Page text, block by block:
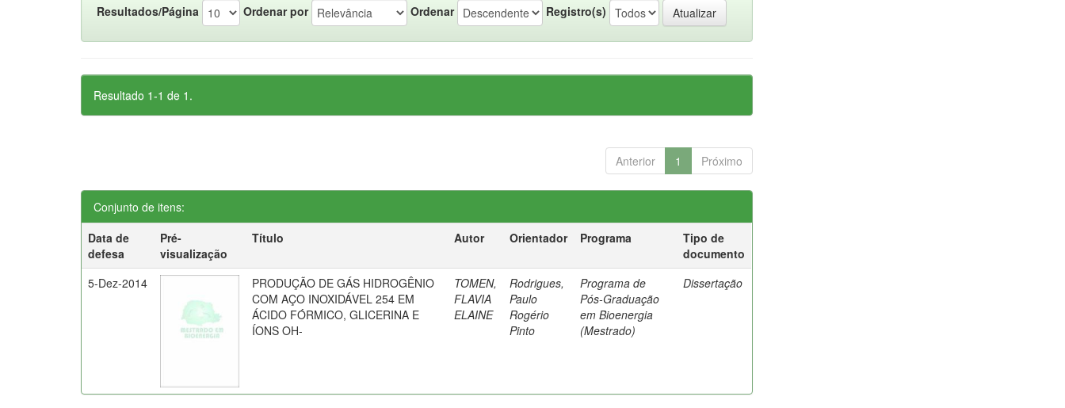
Resultados/Página Ordenar por Ordenar Registro(s)
Resultado 1-1 de 1.
Anterior 1 Próximo
Conjunto de itens:
Data de
defesa
Pré-
visualização
Título Autor Orientador Programa
Tipo de
documento
5-Dez-2014
PRODUÇÃO DE GÁS HIDROGÊNIO
COM AÇO INOXIDÁVEL 254 EM
ÁCIDO FÓRMICO, GLICERINA E
ÍONS OH-
TOMEN,
FLAVIA
ELAINE
Rodrigues,
Paulo
Rogério
Pinto
Programa de
Pós-Graduação
em Bioenergia
(Mestrado)
Dissertação